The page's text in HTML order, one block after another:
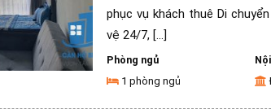
phục vụ khách thuê Di
vệ 24/7, [...]
Phòng ngủ
1 phòng ngủ